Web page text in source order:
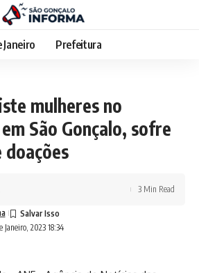
Janeiro Prefeitura
mulheres no
São Gonçalo, sofre
doações
2023 18:34
3 Min Read